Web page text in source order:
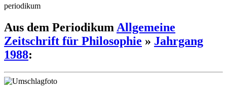
periodikum
Aus dem Periodikum Allgemeine
Zeitschrift für Philosophie » Jahrgang
1988: